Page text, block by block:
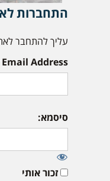
התחברות
עליך להתחבר
Address:
סיסמא:
זכור אותי